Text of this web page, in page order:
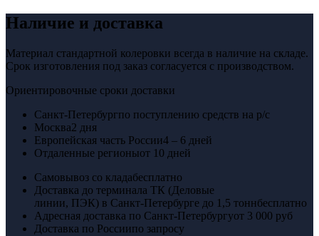
Наличие и доставка
Материал стандартной колеровки всегда в наличие на складе.
Срок изготовления под заказ согласуется с производством.
Ориентировочные сроки доставки
Санкт-Петербургпо поступлению средств на р/с
Москва2 дня
Европейская часть России4 – 6 дней
Отдаленные регионыот 10 дней
Самовывоз со кладабесплатно
Доставка до терминала ТК (Деловые
линии, ПЭК) в Санкт-Петербурге до 1,5 тоннбесплатно
Адресная доставка по Санкт-Петербургуот 3 000 руб
Доставка по Россиипо запросу